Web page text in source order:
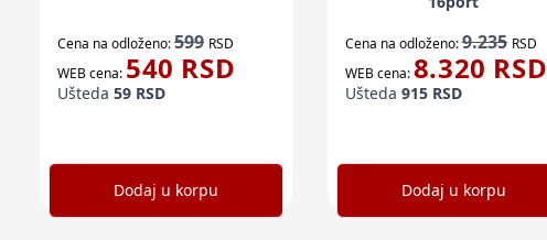
Cena na odloženo:599 RSD
WEB cena: 540 RSD
Ušteda 59 RSD
Dodaj u korpu
Cena na odloženo:9.235 RSD
WEB cena:8.320 RSD
Ušteda 915RSD
Dodaj u korpu